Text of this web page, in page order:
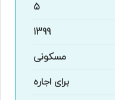
5
1399
مسکونی
برای اجاره